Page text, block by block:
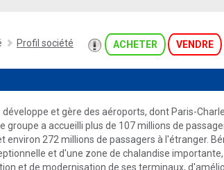
Profil société ACHETER VENDRE
et gère des aéroports, dont Paris-
groupe a accueilli plus de 107 millions de
environ 272 millions de passagers à l'étranger.
et d'une zone de chalandise
et de modernisation de ses terminaux,